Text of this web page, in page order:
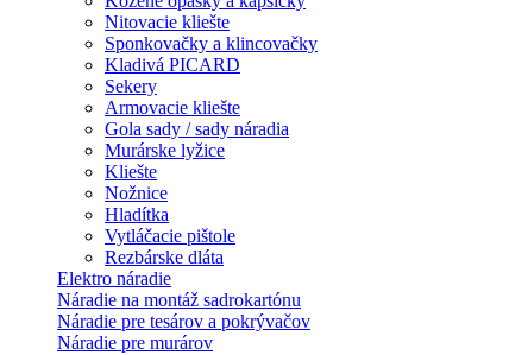
Nitovacie kliešte
Sponkovačky a klincovačky
Kladivá PICARD
Sekery
Armovacie kliešte
Gola sady / sady náradia
Murárske lyžice
Kliešte
Nožnice
Hladítka
Vytláčacie pištole
Rezbárske dláta
Elektro náradie
Náradie na montáž sadrokartónu
Náradie pre tesárov a pokrývačov
Náradie pre murárov